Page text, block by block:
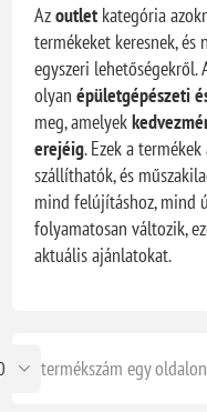
Azoutlet kategória
termékeket keresnek, és
egyszeri
olyanépületgépészeti
meg, amelyek
erejéig. Ezek a
szállíthatók, és
mind felújításhoz, mind
folyamatosan változik,
aktuális ajánlatokat.
termékszám egy oldalon